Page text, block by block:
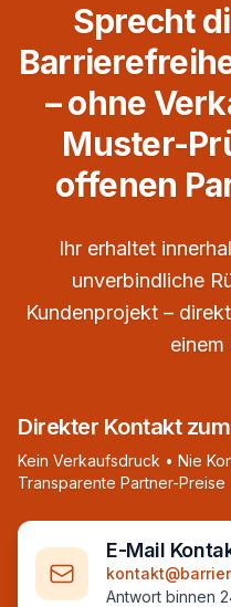
Sprecht
– ohne
Muster-
offenen
Ihr erhaltet
unverbindliche
Kundenprojekt –
einem
Direkter Kontakt
Kein Verkaufsdruck • Nie
Transparente Partner-Preise
E-Mail
Antwort binnen